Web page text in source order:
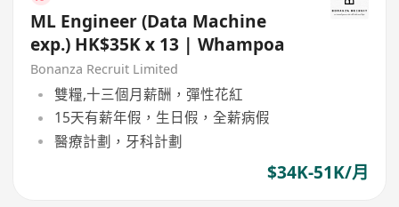
ML Engineer (Data Machine
exp.) HK$35K x 13 | Whampoa
Bonanza Recruit Limited
雙糧,十三個月薪酬，彈性花紅
15天有薪年假，生日假，全薪病假
醫療計劃，牙科計劃
$34K-51K/月